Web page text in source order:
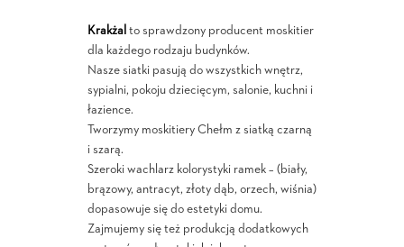
Krakżal to sprawdzony producent moskitier
dla każdego rodzaju budynków.
Nasze siatki pasują do wszystkich wnętrz,
sypialni, pokoju dziecięcym, salonie, kuchni i
łazience.
Tworzymy moskitiery Chełm z siatką czarną
i szarą.
Szeroki wachlarz kolorystyki ramek – (biały,
brązowy, antracyt, złoty dąb, orzech, wiśnia)
dopasowuje się do estetyki domu.
Zajmujemy się też produkcją dodatkowych